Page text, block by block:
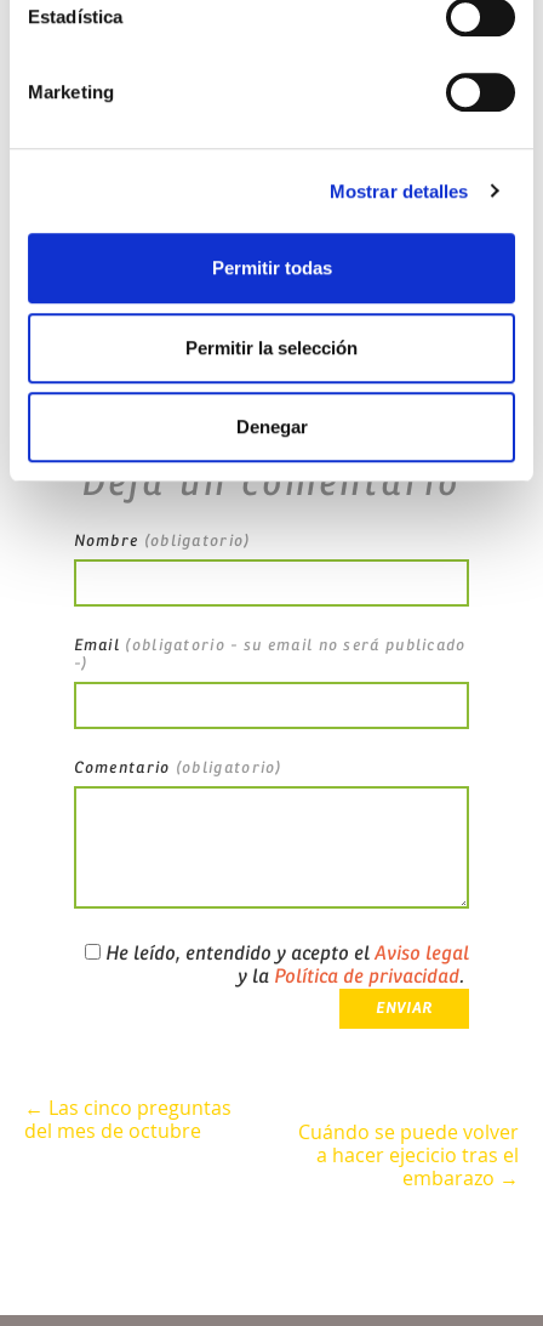
Estadística
Marketing
Mostrar detalles
Permitir todas
Permitir la selección
Denegar
habido alguna patología durante el embarazo.
nuestro
en todo momento.
Sabina Mira
embarazo fecundación in vitro fertilidad
No Comments
Deja un comentario
Nombre (obligatorio)
Email (obligatorio - su email no será publicado
-)
Comentario (obligatorio)
He leído, entendido y acepto elAviso legal
y la Política de privacidad.
← Las cinco preguntas
del mes de octubre
Cuándo se puede volver
a hacer ejecicio tras el
embarazo →